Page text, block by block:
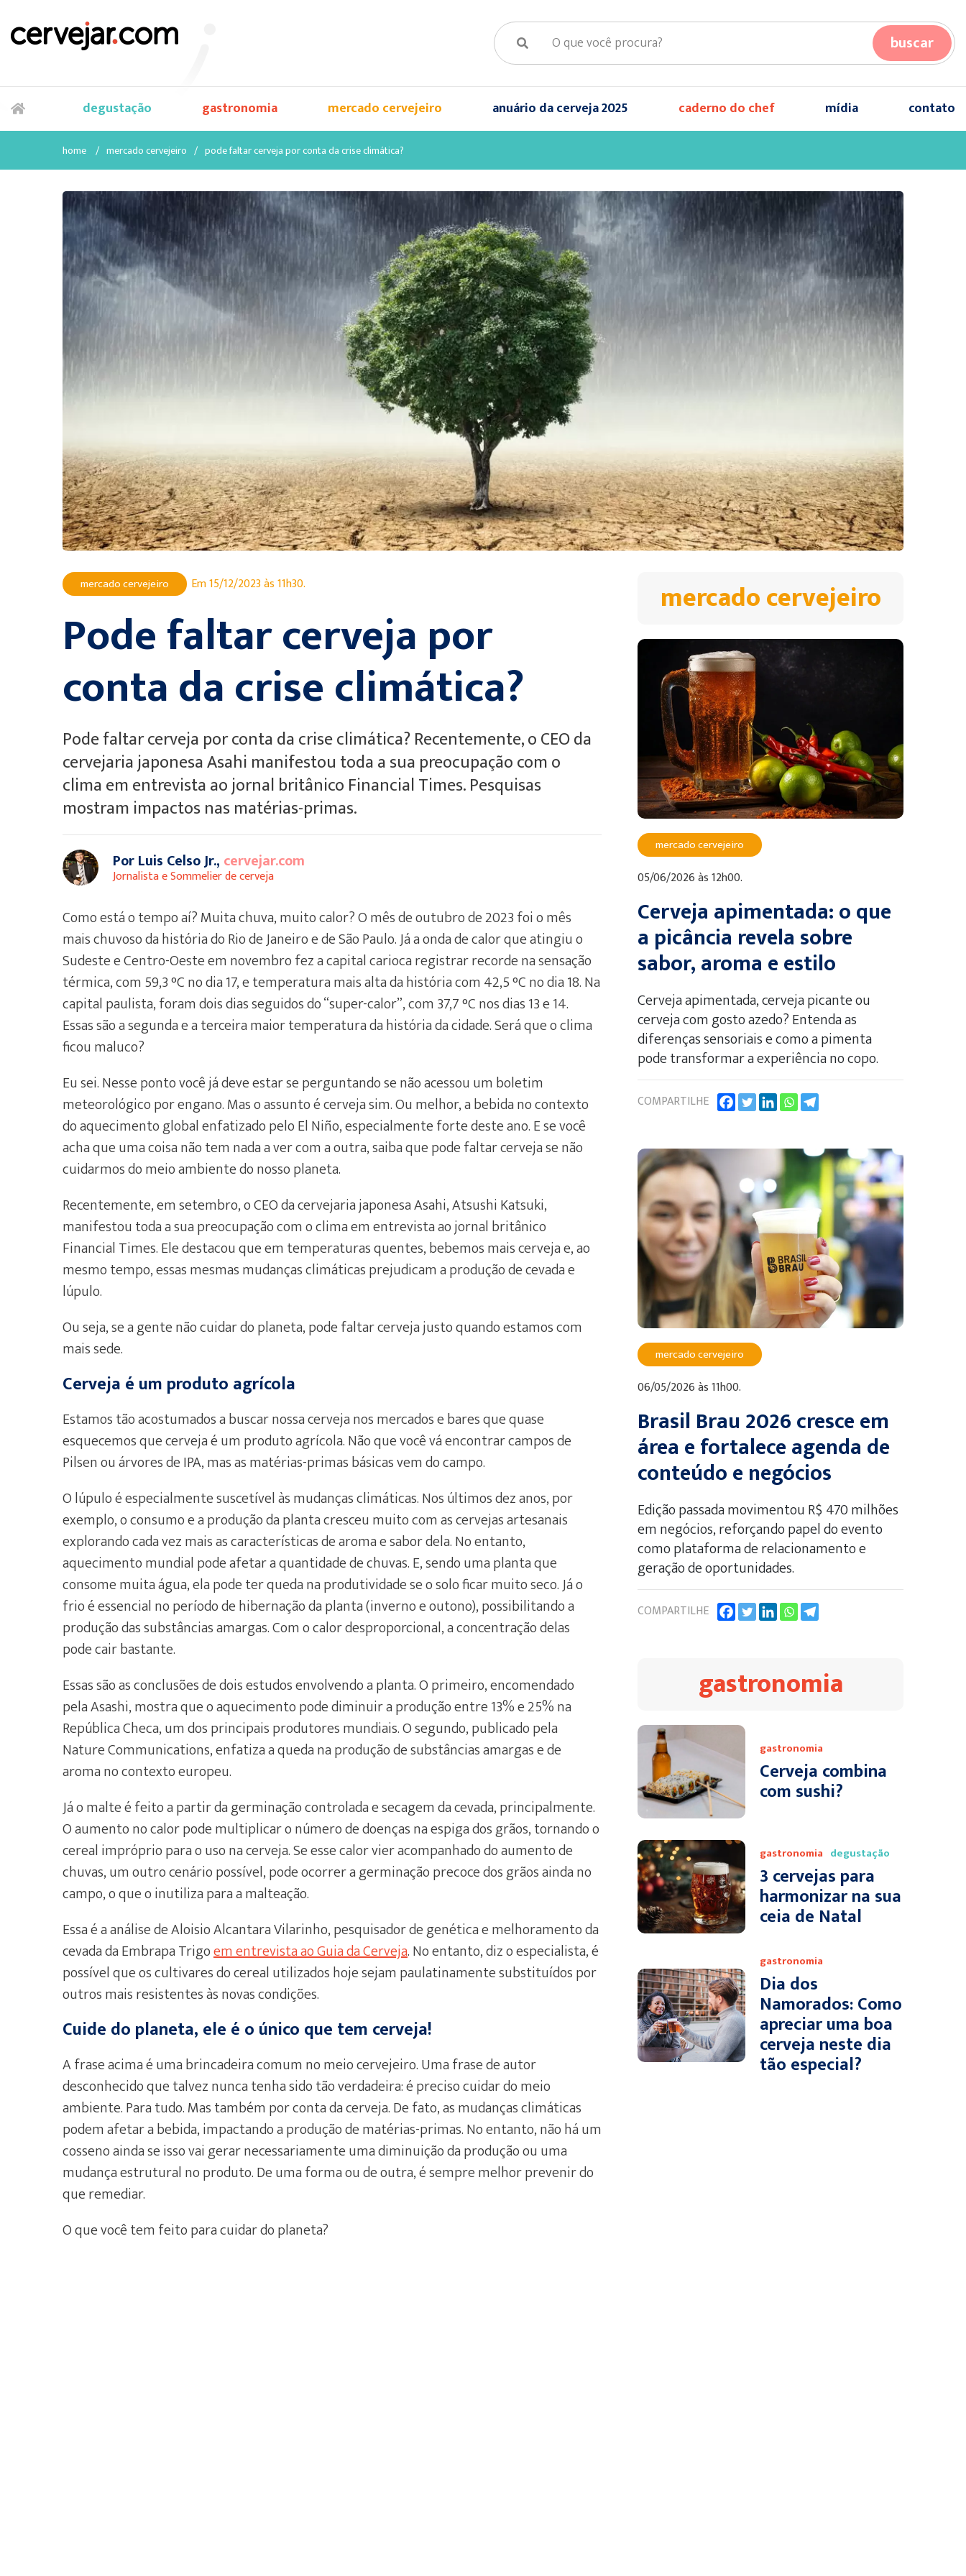
buscar
degustação gastronomia mercado cervejeiro anuário da cerveja 2025 caderno do chef mídia contato
home / mercado cervejeiro / pode faltar cerveja por conta da crise climática?
mercado cervejeiro Em 15/12/2023 às 11h30.
Pode faltar cerveja por
conta da crise climática?
Pode faltar cerveja por conta da crise climática? Recentemente, o CEO da
cervejaria japonesa Asahi manifestou toda a sua preocupação com o
clima em entrevista ao jornal britânico Financial Times. Pesquisas
mostram impactos nas matérias-primas.
Por Luis Celso Jr., cervejar.com
Jornalista e Sommelier de cerveja
Como está o tempo aí? Muita chuva, muito calor? O mês de outubro de 2023 foi o mês
mais chuvoso da história do Rio de Janeiro e de São Paulo. Já a onda de calor que atingiu o
Sudeste e Centro-Oeste em novembro fez a capital carioca registrar recorde na sensação
térmica, com 59,3 °C no dia 17, e temperatura mais alta da história com 42,5 °C no dia 18. Na
capital paulista, foram dois dias seguidos do “super-calor”, com 37,7 °C nos dias 13 e 14.
Essas são a segunda e a terceira maior temperatura da história da cidade. Será que o clima
ficou maluco?
Eu sei. Nesse ponto você já deve estar se perguntando se não acessou um boletim
meteorológico por engano. Mas o assunto é cerveja sim. Ou melhor, a bebida no contexto
do aquecimento global enfatizado pelo El Niño, especialmente forte deste ano. E se você
acha que uma coisa não tem nada a ver com a outra, saiba que pode faltar cerveja se não
cuidarmos do meio ambiente do nosso planeta.
Recentemente, em setembro, o CEO da cervejaria japonesa Asahi, Atsushi Katsuki,
manifestou toda a sua preocupação com o clima em entrevista ao jornal britânico
Financial Times. Ele destacou que em temperaturas quentes, bebemos mais cerveja e, ao
mesmo tempo, essas mesmas mudanças climáticas prejudicam a produção de cevada e
lúpulo.
Ou seja, se a gente não cuidar do planeta, pode faltar cerveja justo quando estamos com
mais sede.
Cerveja é um produto agrícola
Estamos tão acostumados a buscar nossa cerveja nos mercados e bares que quase
esquecemos que cerveja é um produto agrícola. Não que você vá encontrar campos de
Pilsen ou árvores de IPA, mas as matérias-primas básicas vem do campo.
O lúpulo é especialmente suscetível às mudanças climáticas. Nos últimos dez anos, por
exemplo, o consumo e a produção da planta cresceu muito com as cervejas artesanais
explorando cada vez mais as características de aroma e sabor dela. No entanto,
aquecimento mundial pode afetar a quantidade de chuvas. E, sendo uma planta que
consome muita água, ela pode ter queda na produtividade se o solo ficar muito seco. Já o
frio é essencial no período de hibernação da planta (inverno e outono), possibilitando a
produção das substâncias amargas. Com o calor desproporcional, a concentração delas
pode cair bastante.
Essas são as conclusões de dois estudos envolvendo a planta. O primeiro, encomendado
pela Asashi, mostra que o aquecimento pode diminuir a produção entre 13% e 25% na
República Checa, um dos principais produtores mundiais. O segundo, publicado pela
Nature Communications, enfatiza a queda na produção de substâncias amargas e de
aroma no contexto europeu.
Já o malte é feito a partir da germinação controlada e secagem da cevada, principalmente.
O aumento no calor pode multiplicar o número de doenças na espiga dos grãos, tornando o
cereal impróprio para o uso na cerveja. Se esse calor vier acompanhado do aumento de
chuvas, um outro cenário possível, pode ocorrer a germinação precoce dos grãos ainda no
campo, o que o inutiliza para a malteação.
Essa é a análise de Aloisio Alcantara Vilarinho, pesquisador de genética e melhoramento da
cevada da Embrapa Trigoem entrevista ao Guia da Cerveja. No entanto, diz o especialista, é
possível que os cultivares do cereal utilizados hoje sejam paulatinamente substituídos por
outros mais resistentes às novas condições.
Cuide do planeta, ele é o único que tem cerveja!
A frase acima é uma brincadeira comum no meio cervejeiro. Uma frase de autor
desconhecido que talvez nunca tenha sido tão verdadeira: é preciso cuidar do meio
ambiente. Para tudo. Mas também por conta da cerveja. De fato, as mudanças climáticas
podem afetar a bebida, impactando a produção de matérias-primas. No entanto, não há um
cosseno ainda se isso vai gerar necessariamente uma diminuição da produção ou uma
mudança estrutural no produto. De uma forma ou de outra, é sempre melhor prevenir do
que remediar.
O que você tem feito para cuidar do planeta?
mercado cervejeiro
mercado cervejeiro
05/06/2026 às 12h00.
Cerveja apimentada: o que
a picância revela sobre
sabor, aroma e estilo
Cerveja apimentada, cerveja picante ou
cerveja com gosto azedo? Entenda as
diferenças sensoriais e como a pimenta
pode transformar a experiência no copo.
COMPARTILHE
mercado cervejeiro
06/05/2026 às 11h00.
Brasil Brau 2026 cresce em
área e fortalece agenda de
conteúdo e negócios
Edição passada movimentou R$ 470 milhões
em negócios, reforçando papel do evento
como plataforma de relacionamento e
geração de oportunidades.
COMPARTILHE
gastronomia
gastronomia
Cerveja combina
com sushi?
gastronomia degustação
3 cervejas para
harmonizar na sua
ceia de Natal
gastronomia
Dia dos
Namorados: Como
apreciar uma boa
cerveja neste dia
tão especial?